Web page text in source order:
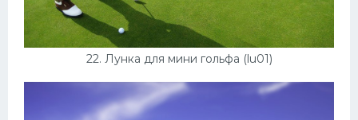
22. Лунка для мини гольфа (lu01)